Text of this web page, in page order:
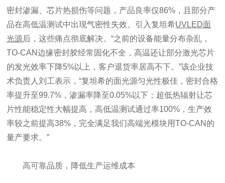
密封渗漏、芯片热损伤等问题，产品良率仅86%，且部分产
品在高低温测试中出现气密性失效。引入复坦希UVLED面
光源后，这些痛点彻底解决。“之前的设备能量分布杂乱，
TO-CAN边缘密封胶经常固化不全，高温还让部分激光芯片
的发光效率下降5%以上，客户退货率居高不下。”该企业技
术负责人刘工表示，“复坦希的面光源匀光性极佳，密封合格
率提升至99.7%，渗漏率降至0.05%以下；超低热辐射让芯
片性能稳定性大幅提高，高低温测试通过率100%，生产效
率较之前提高38%，完全满足我们高端光模块用TO-CAN的
量产要求。”
高可靠品质，降低生产运维成本